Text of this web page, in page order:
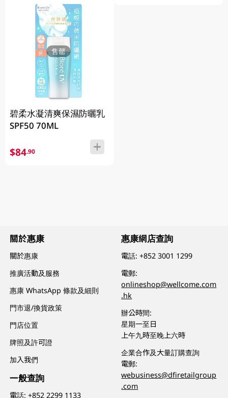
售罄
碧柔水凝清爽保濕防曬乳
SPF50 70ML
$84.90
關於惠康
關於惠康
推廣活動及服務
惠康 WhatsApp 條款及細則
門市退/換貨政策
門店位置
牌照及許可證
加入我們
一般查詢
電話:+852 2299 1133
惠康網店查詢
電話:+852 3001 1299
電郵:
onlineshop@wellcome.com
.hk
辦公時間:
星期一至日
上午九時至晚上六時
企業合作及大量訂購查詢
電郵:
webusiness@dfiretailgroup
.com